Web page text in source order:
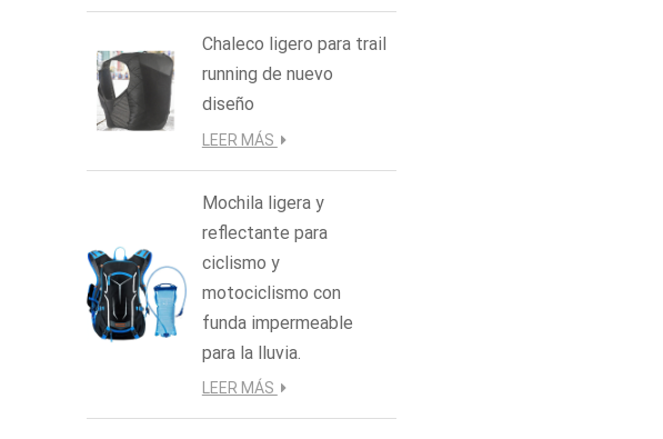
Chaleco ligero para trail
running de nuevo
diseño
LEER MÁS
Mochila ligera y
reflectante para
ciclismo y
motociclismo con
funda impermeable
para la lluvia.
LEER MÁS